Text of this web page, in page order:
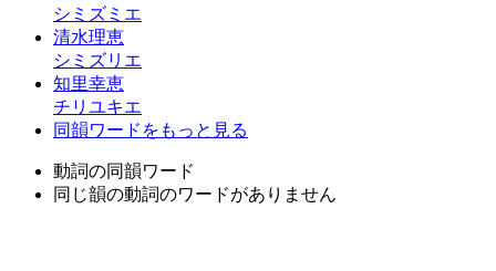
シミズミエ
清水理恵
シミズリエ
知里幸恵
チリユキエ
同韻ワードをもっと見る
動詞の同韻ワード
同じ韻の動詞のワードがありません